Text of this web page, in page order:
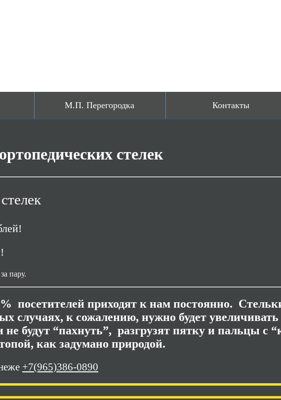
М.П. Перегородка
Индивидуальная
Контакты
стелек
пару.
посетителей приходят к нам постоянно.
случаях, к сожалению, нужно будет
будут “пахнуть”, разгрузят пятку и пальцы с
как задумано природой.
+7(965)386-0890